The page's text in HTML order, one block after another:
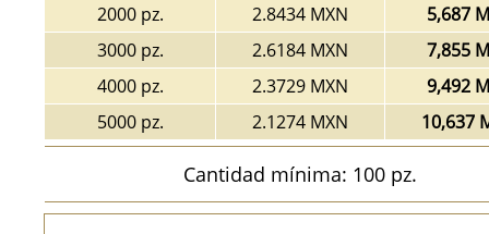
2000 pz.
2.8434 MXN
5,687
3000 pz.
2.6184 MXN
7,855
4000 pz.
2.3729 MXN
9,492
5000 pz.
2.1274 MXN 10,637
Cantidad mínima: 100 pz.